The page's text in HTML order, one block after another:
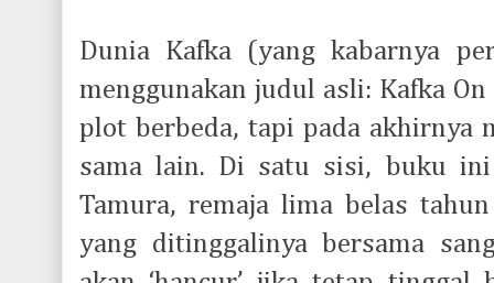
Dunia Kafka (yang kabarnya
menggunakan judul asli: Kafka
plot berbeda, tapi pada akhirnya
sama lain. Di satu sisi, buku
Tamura, remaja lima belas
yang ditinggalinya bersama